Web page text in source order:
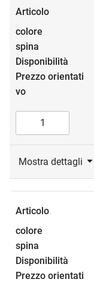
Mostra dettagli